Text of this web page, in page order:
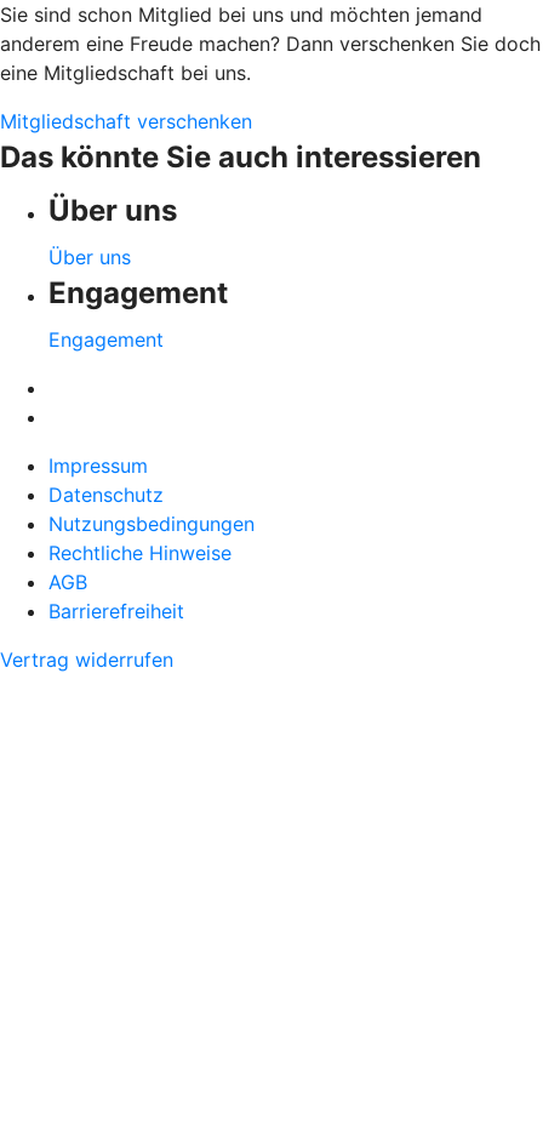
Sie sind schon Mitglied bei uns und möchten jemand
anderem eine Freude machen? Dann verschenken Sie doch
eine Mitgliedschaft bei uns.
Mitgliedschaft verschenken
Das könnte Sie auch interessieren
Über uns
Über uns
Engagement
Engagement
Impressum
Datenschutz
Nutzungsbedingungen
Rechtliche Hinweise
AGB
Barrierefreiheit
Vertrag widerrufen